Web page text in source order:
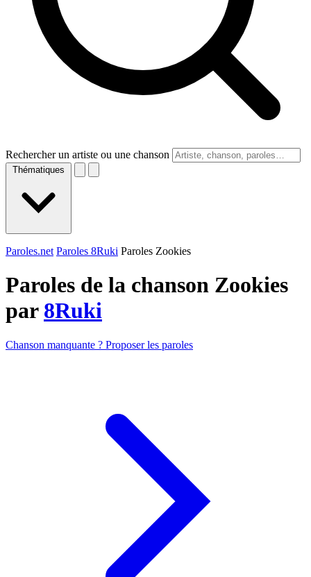
Rechercher un artiste ou une chanson
Thématiques
Paroles.net Paroles 8Ruki Paroles Zookies
Paroles de la chanson Zookies
par 8Ruki
Chanson manquante ? Proposer les paroles